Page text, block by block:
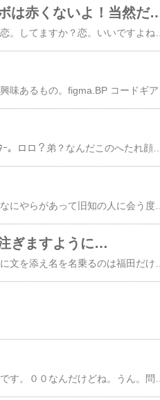
アメンボあかいなあいうえおってアメンボは赤くないよ！当然だよ
私はお前に報復する。水看です。弟だと？水看です。R2ｷﾀｰ。ロロ？弟？なんだこのへたれ顔は！しかし弟か…。
ぎますように…